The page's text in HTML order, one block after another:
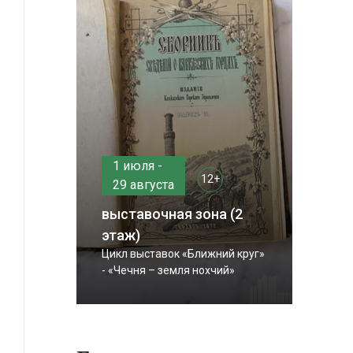
1 июля -
29 августа
12+
выставочная зона (2
этаж)
Цикл выставок «Ближний круг»
- «Чечня – земля нохчий»